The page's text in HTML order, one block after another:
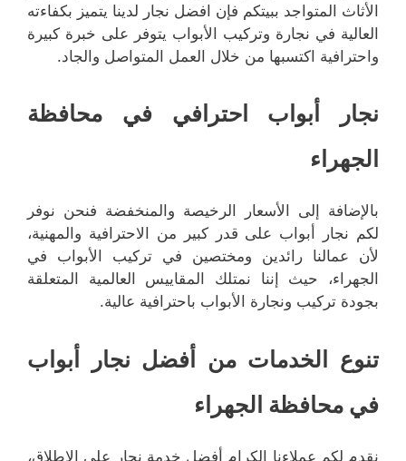
الأثاث المتواجد ببيتكم فإن افضل نجار لدينا يتميز بكفاءته
العالية في نجارة وتركيب الأبواب يتوفر على خبرة كبيرة
واحترافية اكتسبها من خلال العمل المتواصل والجاد.
نجار أبواب احترافي في محافظة
الجهراء
بالإضافة إلى الأسعار الرخيصة والمنخفضة فنحن نوفر
لكم نجار أبواب على قدر كبير من الاحترافية والمهنية،
لأن عمالنا رائدين ومختصين في تركيب الأبواب في
الجهراء، حيث إننا نمتلك المقاييس العالمية المتعلقة
بجودة تركيب ونجارة الأبواب باحترافية عالية.
تنوع الخدمات من أفضل نجار أبواب
في محافظة الجهراء
نقدم لكم عملاءنا الكرام أفضل خدمة نجار على الإطلاق،